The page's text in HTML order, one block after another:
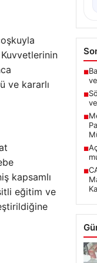
Kuvvetlerinin
ve kararlı
kapsamlı
eğitim ve
■
■
■
■
■